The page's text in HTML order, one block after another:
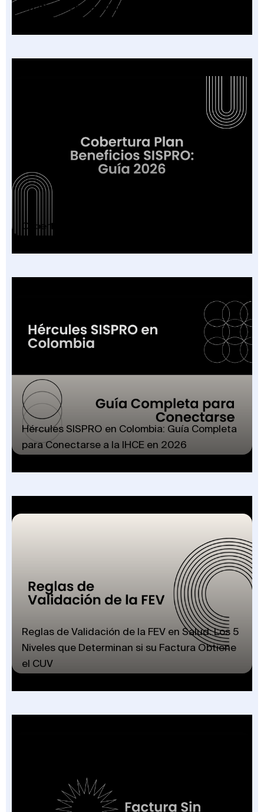
Chatbot IA para Citas en tu IPS: Guía 2026
Cobertura Plan Beneficios SISPRO: Guía 2026
Hércules SISPRO en Colombia: Guía Completa
para Conectarse a la IHCE en 2026
Reglas de Validación de la FEV en Salud: Los 5
Niveles que Determinan si su Factura Obtiene
el CUV